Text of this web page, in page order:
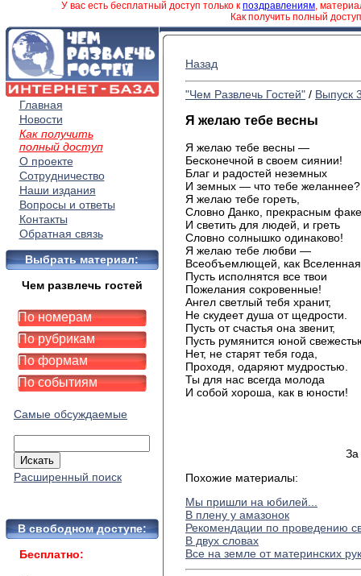
У вас есть бесплатный доступ только к поздравлениям,
Как получить полный
Главная
Новости
Как получить
полный доступ
О проекте
Сотрудничество
Наши издания
Вопросы и ответы
Контакты
Обратная связь
Выбрать материал:
Чем развлечь гостей
По номерам
По рубрикам
По формам
По событиям
Самые обсуждаемые
Расширенный поиск
В свободном доступе:
Бесплатно:
Назад
"Чем Развлечь Гостей" / Выпуск
Я желаю тебе весны
Я желаю тебе весны —
Бесконечной в своем сиянии!
Благ и радостей неземных
И земных — что тебе желаннее?
Я желаю тебе гореть,
Словно Данко, прекрасным
И светить для людей, и греть
Словно солнышко одинаково!
Я желаю тебе любви —
Всеобъемлющей, как
Пусть исполнятся все твои
Пожелания сокровенные!
Ангел светлый тебя хранит,
Не скудеет душа от щедрости.
Пусть от счастья она звенит,
Пусть румянится юной
Нет, не старят тебя года,
Проходя, одаряют мудростью.
Ты для нас всегда молода
И собой хороша, как в юности!
За
Похожие материалы:
Мы пришли на юбилей...
В плену у амазонок
Рекомендации по проведению
В двух словах
Все на земле от материнских рук